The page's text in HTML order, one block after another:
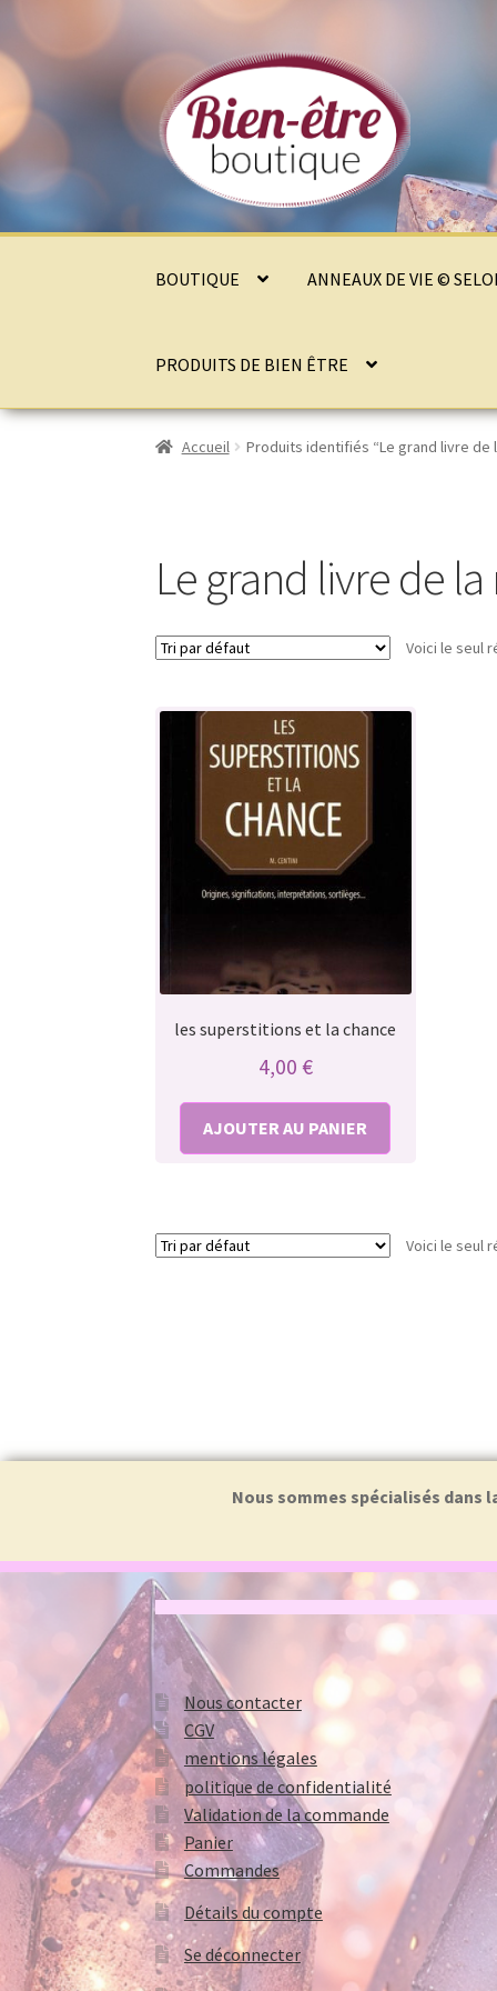
la
navigation
contenu
BOUTIQUE ANNEAUX DE VIE ©
PRODUITS DE BIEN ÊTRE
Accueil Produits identifiés “Le grand livre de
Le grand livre de
Voici le seul
les superstitions et la chance
4,00 €
AJOUTER AU PANIER
Voici le seul
Nous sommes spécialisés dans
Nous contacter
CGV
mentions légales
politique de confidentialité
Validation de la commande
Panier
Commandes
Détails du compte
Se déconnecter